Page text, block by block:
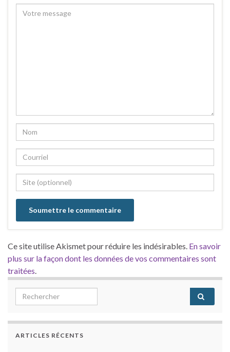
Ce site utilise Akismet pour réduire les indésirables. En savoir
plus sur la façon dont les données de vos commentaires sont
traitées
Search for:
ARTICLES RÉCENTS